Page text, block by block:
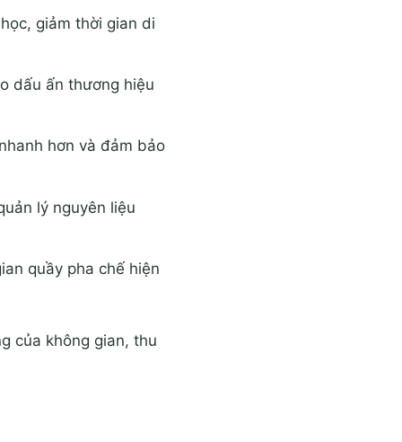
giảm thời gian di
dấu ấn thương hiệu
hơn và đảm bảo
lý nguyên liệu
quầy pha chế hiện
của không gian, thu